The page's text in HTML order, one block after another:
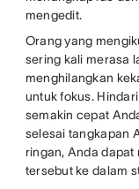
mengedit.
Orang yang
sering kali merasa
menghilangkan
untuk fokus.
semakin cepat
selesai tangkapan
ringan, Anda
tersebut ke dalam